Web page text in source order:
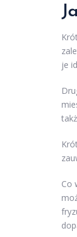
je
Co